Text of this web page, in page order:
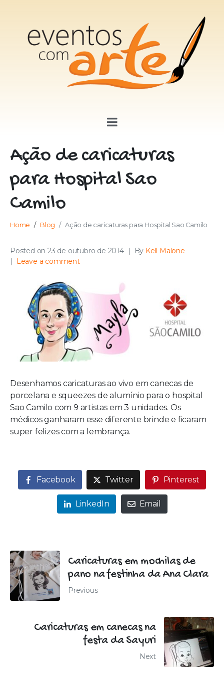
Ação de caricaturas
para Hospital Sao
Camilo
Home Blog Ação de caricaturas para Hospital Sao Camilo
Posted on 23 de outubro de 2014 By Kell Malone
Leave a comment
Desenhamos caricaturas ao vivo em canecas de
porcelana e squeezes de alumínio para o hospital
Sao Camilo com 9 artistas em 3 unidades. Os
médicos ganharam esse diferente brinde e ficaram
super felizes com a lembrança.
Facebook Twitter Pinterest
LinkedIn Email
Caricaturas em mochilas de
pano na festinha da Ana Clara
Previous
Caricaturas em canecas na
festa da Sayuri
Next